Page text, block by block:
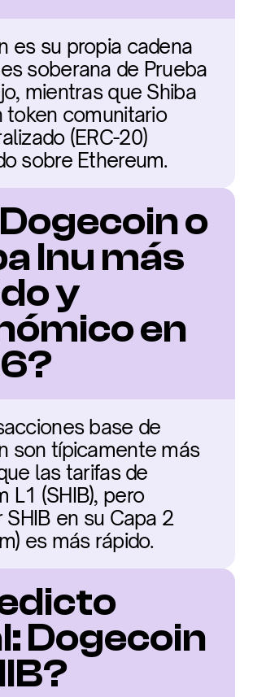
es su propia cadena
soberana de Prueba
mientras que Shiba
token comunitario
(ERC-20)
sobre Ethereum.
o
Inu más
y
en
base de
son típicamente más
las tarifas de
L1 (SHIB), pero
en su Capa 2
es más rápido.
Dogecoin